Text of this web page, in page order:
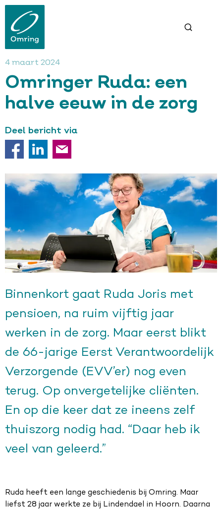
naar
4 maart 2024
Omringer Ruda: een
halve eeuw in de zorg
Deel bericht via
Binnenkort gaat Ruda Joris met
pensioen, na ruim vijftig jaar
werken in de zorg. Maar eerst blikt
de 66-jarige Eerst Verantwoordelijk
Verzorgende (EVV’er) nog even
terug. Op onvergetelijke cliënten.
En op die keer dat ze ineens zelf
thuiszorg nodig had. “Daar heb ik
veel van geleerd.”
Ruda heeft een lange geschiedenis bij Omring. Maar
liefst 28 jaar werkte ze bij Lindendael in Hoorn. Daarna